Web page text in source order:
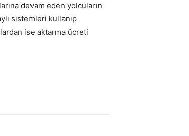
devam eden yolcuların
sistemleri kullanıp
ise aktarma ücreti